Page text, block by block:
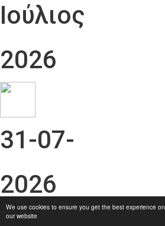
We use cookies to ensure you get the best experience on
our website
Ιούλιος
2026
31-07-
2026